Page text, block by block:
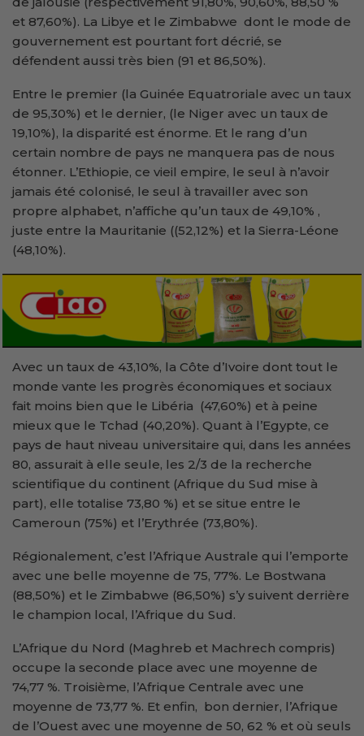
et 87,60%). La Libye et le Zimbabwe dont le mode de
gouvernement est pourtant fort décrié, se
défendent aussi très bien (91 et 86,50%).
Entre le premier (la Guinée Equatroriale avec un taux
de 95,30%) et le dernier, (le Niger avec un taux de
19,10%), la disparité est énorme. Et le rang d’un
certain nombre de pays ne manquera pas de nous
étonner. L’Ethiopie, ce vieil empire, le seul à n’avoir
jamais été colonisé, le seul à travailler avec son
propre alphabet, n’affiche qu’un taux de 49,10% ,
juste entre la Mauritanie ((52,12%) et la Sierra-Léone
(48,10%).
Avec un taux de 43,10%, la Côte d’Ivoire dont tout le
monde vante les progrès économiques et sociaux
fait moins bien que le Libéria (47,60%) et à peine
mieux que le Tchad (40,20%). Quant à l’Egypte, ce
pays de haut niveau universitaire qui, dans les années
80, assurait à elle seule, les 2/3 de la recherche
scientifique du continent (Afrique du Sud mise à
part), elle totalise 73,80 %) et se situe entre le
Cameroun (75%) et l’Erythrée (73,80%).
Régionalement, c’est l’Afrique Australe qui l’emporte
avec une belle moyenne de 75, 77%. Le Bostwana
(88,50%) et le Zimbabwe (86,50%) s’y suivent derrière
le champion local, l’Afrique du Sud.
L’Afrique du Nord (Maghreb et Machrech compris)
occupe la seconde place avec une moyenne de
74,77 %. Troisième, l’Afrique Centrale avec une
moyenne de 73,77 %. Et enfin, bon dernier, l’Afrique
de l’Ouest avec une moyenne de 50, 62 % et où seuls